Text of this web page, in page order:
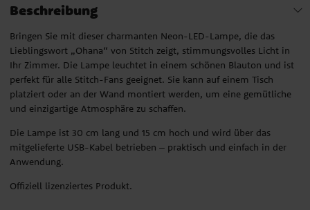
Beschreibung
Bringen Sie mit dieser charmanten Neon-LED-Lampe, die das
Lieblingswort „Ohana“ von Stitch zeigt, stimmungsvolles Licht in
Ihr Zimmer. Die Lampe leuchtet in einem schönen Blauton und ist
perfekt für alle Stitch-Fans geeignet. Sie kann auf einem Tisch
platziert oder an der Wand montiert werden, um eine gemütliche
und einzigartige Atmosphäre zu schaffen.
Die Lampe ist 30 cm lang und 15 cm hoch und wird über das
mitgelieferte USB-Kabel betrieben – praktisch und einfach in der
Anwendung.
Offiziell lizenziertes Produkt.